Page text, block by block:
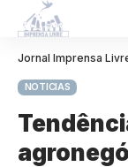
Jornal Imprensa
NOTICIAS